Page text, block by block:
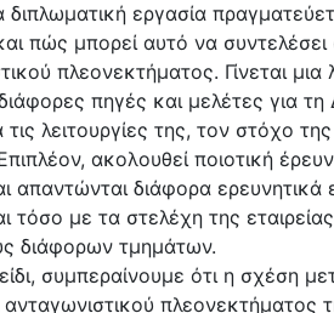
εκπαίδευσης και αξιολόγησή
εργασία
πώς μπορεί αυτό να συντελέσει
πλεονεκτήματος. Γίνεται
πηγές και μελέτες για τη
λειτουργίες της, τον στόχο
ακολουθεί ποιοτική
απαντώνται διάφορα
τόσο με τα στελέχη της
διάφορων τμημάτων.
συμπεραίνουμε ότι η σχέση